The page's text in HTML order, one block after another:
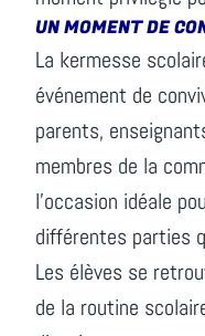
UN MOMENT DE
La kermesse
événement de
parents,
membres de la
l'occasion idéale
différentes parties
Les élèves se
de la routine